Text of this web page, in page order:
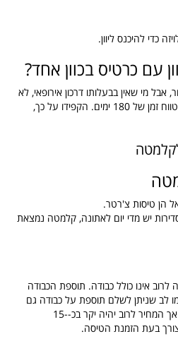
כדי להיכנס ליוון.
עם כרטיס בכוון אחד?
אבל מי שאין בבעלותו דרכון אירופאי, לא
יכול לשהות ביוון יותר מ-90 ימים בטווח זמן של 180 ימים. הקפידו על כך,
הן טיסות צ'רטר.
יש מדי יום לאתונה, קלמטה נמצאת
אינו כולל כבודה. תוספת הכבודה
לב שניתן לשלם תוספת על כבודה גם
בדלפק הצ'ק אין בשדה התעופה, אך המחיר לרוב יהיה יקר בכ-15-